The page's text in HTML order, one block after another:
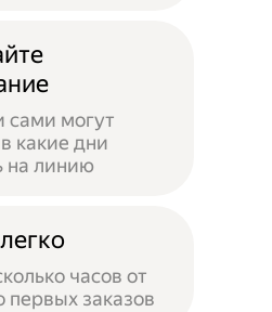
сами могут
какие дни
на линию
часов от
первых заказов